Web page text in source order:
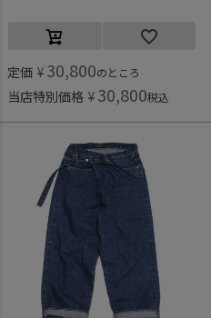
定価 ¥ 30,800のところ
当店特別価格 ¥ 30,800税込